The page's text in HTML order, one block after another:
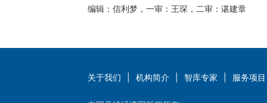
编辑：信利梦，一审：王琛，二审：谌建章
关于我们 机构简介 智库专家 服务项目